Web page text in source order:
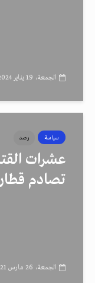
الجمعة، 19 يناير 2024، 4:15 م
سياسة رصد
عشرات
تصادم
الجمعة، 26 مارس 2021، 3:22 م